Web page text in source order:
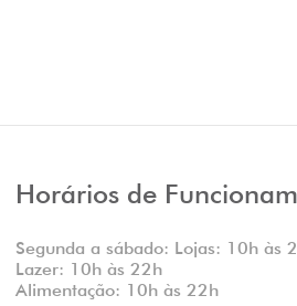
Horários de
Segunda a sábado: Lojas: 10h às
Lazer: 10h às 22h
Alimentação: 10h às 22h